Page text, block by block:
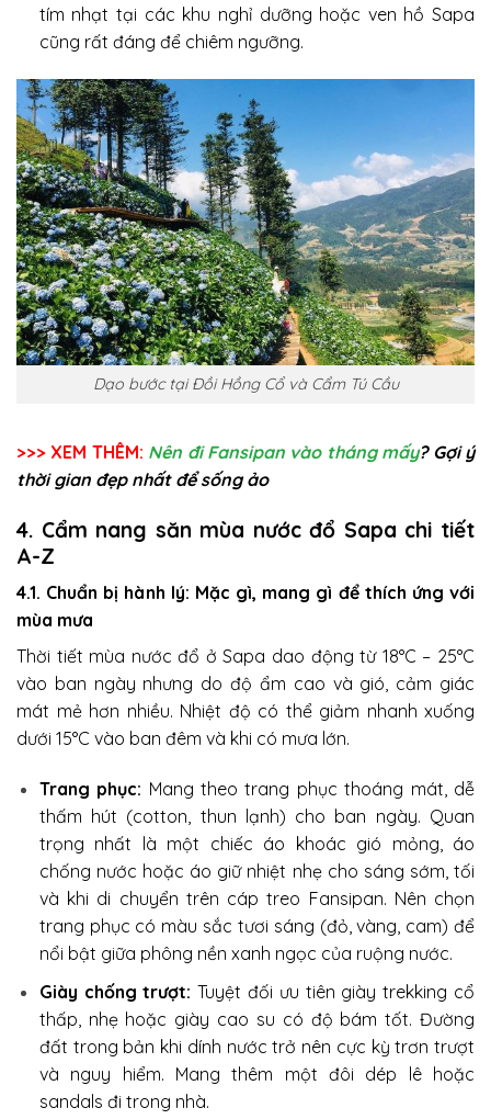
tím nhạt tại các khu nghỉ dưỡng hoặc ven hồ Sapa
cũng rất đáng để chiêm ngưỡng.
Dạo bước tại Đồi Hồng Cổ và Cẩm Tú Cầu
>>> XEM THÊM: Nên đi Fansipan vào tháng mấy? Gợi ý
thời gian đẹp nhất để sống ảo
4. Cẩm nang săn mùa nước đổ Sapa chi tiết
A-Z
4.1. Chuẩn bị hành lý: Mặc gì, mang gì để thích ứng với
mùa mưa
Thời tiết mùa nước đổ ở Sapa dao động từ 18°C – 25°C
vào ban ngày nhưng do độ ẩm cao và gió, cảm giác
mát mẻ hơn nhiều. Nhiệt độ có thể giảm nhanh xuống
dưới 15°C vào ban đêm và khi có mưa lớn.
Trang phục: Mang theo trang phục thoáng mát, dễ
thấm hút (cotton, thun lạnh) cho ban ngày. Quan
trọng nhất là một chiếc áo khoác gió mỏng, áo
chống nước hoặc áo giữ nhiệt nhẹ cho sáng sớm, tối
và khi di chuyển trên cáp treo Fansipan. Nên chọn
trang phục có màu sắc tươi sáng (đỏ, vàng, cam) để
nổi bật giữa phông nền xanh ngọc của ruộng nước.
Giày chống trượt: Tuyệt đối ưu tiên giày trekking cổ
thấp, nhẹ hoặc giày cao su có độ bám tốt. Đường
đất trong bản khi dính nước trở nên cực kỳ trơn trượt
và nguy hiểm. Mang thêm một đôi dép lê hoặc
sandals đi trong nhà.